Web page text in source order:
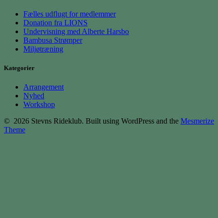
Fælles udflugt for medlemmer
Donation fra LIONS
Undervisning med Alberte Harsbo
Bambusa Strømper
Miljøtræning
Kategorier
Arrangement
Nyhed
Workshop
© 2026 Stevns Rideklub. Built using WordPress and the Mesmerize
Theme